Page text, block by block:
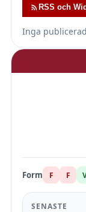
RSS och
Inga
Form F F
SENASTE